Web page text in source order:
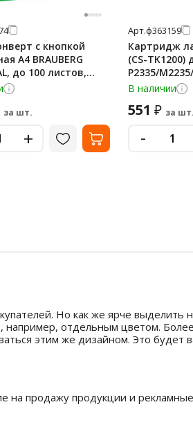
с кнопкой
А4 BRAUBERG
до 100 листов,
мм, 273074
за шт.
+
Арт.ф363159
Картридж
(CS-TK1200)
P2335/
ресурс 3000
В наличии
551 ₽ за шт.
-
Но как же ярче
отдельным цветом.
этим же дизайном. Это будет
на продажу продукции и